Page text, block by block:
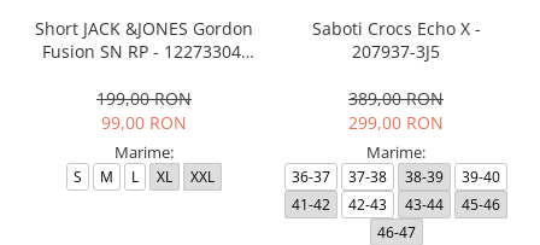
Short JACK &JONES Gordon
Fusion SN RP - 12273304-
199,00 RON
99,00 RON
Marime:
S M L XL XXL
Saboti Crocs Echo X -
207937-3J5
389,00 RON
299,00 RON
Marime:
36-37 37-38 38-39
39-40
41-42
42-43 43-44
45-46
46-47